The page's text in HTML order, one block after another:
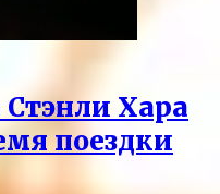
Стэнли Хара
поездки